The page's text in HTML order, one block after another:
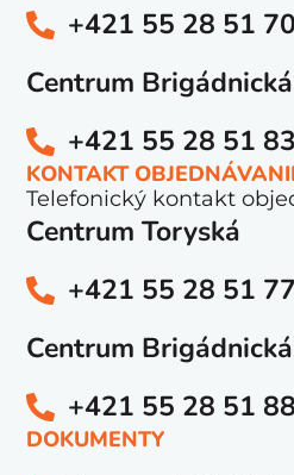
+421 55 28 51
Centrum Brigádnická
+421 55 28 51
KONTAKT
Telefonický kontakt
Centrum Toryská
+421 55 28 51
Centrum Brigádnická
+421 55 28 51
DOKUMENTY